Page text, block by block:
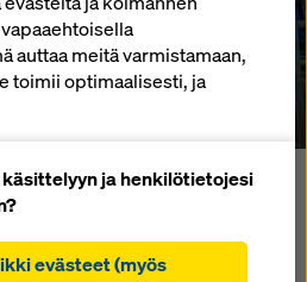
muotitettu
pituinen rakennusjakso
pohjoisin osa ja siihen
m pituisen
auttaa meitä varmistamaan,
toimii optimaalisesti, ja
ja tilastolliset
(toiminnalliset ja
ja henkilötietojesi
evästeet (myös